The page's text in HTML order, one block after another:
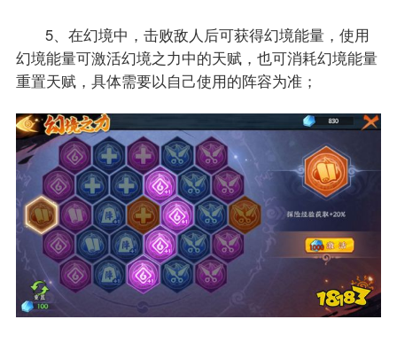
5、在幻境中，击败敌人后可获得幻境能量，使用
幻境能量可激活幻境之力中的天赋，也可消耗幻境能量
重置天赋，具体需要以自己使用的阵容为准；